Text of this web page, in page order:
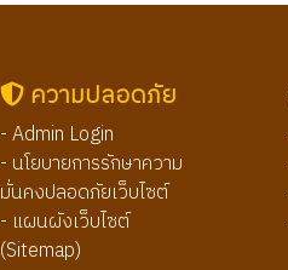
ความปลอดภัย
- Admin Login
- นโยบายการรักษาความ
มั่นคงปลอดภัยเว็บไซต์
- แผนผังเว็บไซต์
(Sitemap)